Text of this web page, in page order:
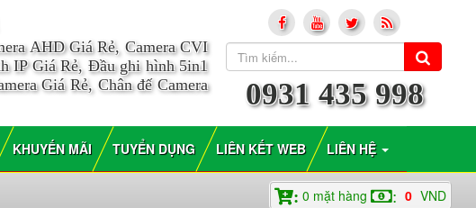
AHD Giá Rẻ, Camera CVI
IP Giá Rẻ, Đầu ghi hình 5in1
Giá Rẻ, Chân đế Camera
0931 435 998
KHUYẾN MÃI TUYỂN DỤNG LIÊN KẾT WEB LIÊN HỆ
: 0 mặt hàng : 0 VND